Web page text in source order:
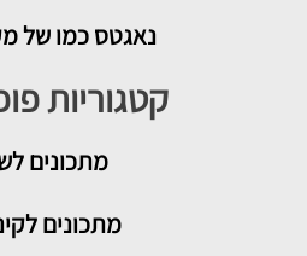
נאגטס כמו של
קטגוריות
מתכונים
מתכונים